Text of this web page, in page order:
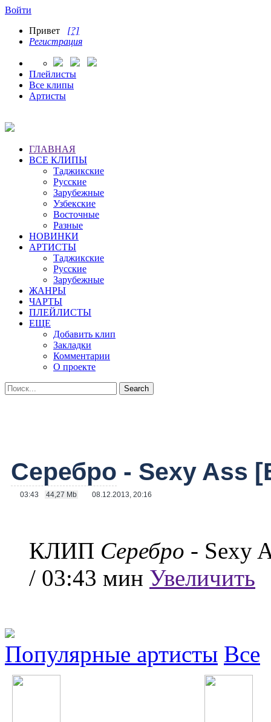
Войти
Привет [?]
Регистрация
Плейлисты
Все клипы
Артисты
ГЛАВНАЯ
ВСЕ КЛИПЫ
Таджикские
Русские
Зарубежные
Узбекские
Восточные
Разные
НОВИНКИ
АРТИСТЫ
Таджикские
Русские
Зарубежные
ЖАНРЫ
ЧАРТЫ
ПЛЕЙЛИСТЫ
ЕЩЕ
Добавить клип
Закладки
Комментарии
О проекте
Серебро - Sexy Ass
03:43 44,27 Mb 08.12.2013, 20:16
КЛИП Серебро - Sexy
/ 03:43 мин Увеличить
Популярные артисты Все